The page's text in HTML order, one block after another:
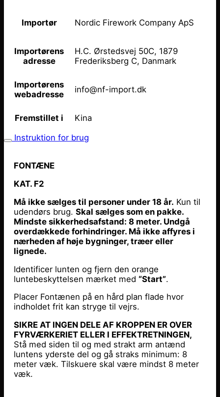
Importør Nordic Firework Company ApS
Importørens
adresse
H.C. Ørstedsvej 50C, 1879
Frederiksberg C, Danmark
Importørens
webadresse
info@nf-import.dk
Fremstillet i Kina
Instruktion for brug
FONTÆNE
KAT. F2
Må ikke sælges til personer under 18 år. Kun til
udendørs brug. Skal sælges som en pakke.
Mindste sikkerhedsafstand: 8 meter. Undgå
overdækkede forhindringer. Må ikke affyres i
nærheden af høje bygninger, træer eller
lignede.
Identificer lunten og fjern den orange
luntebeskyttelsen mærket med “Start”.
Placer Fontænen på en hård plan flade hvor
indholdet frit kan stryge til vejrs.
SIKRE AT INGEN DELE AF KROPPEN ER OVER
FYRVÆRKERIET ELLER I EFFEKTRETNINGEN,
Stå med siden til og med strakt arm antænd
luntens yderste del og gå straks minimum: 8
meter væk. Tilskuere skal være mindst 8 meter
væk.